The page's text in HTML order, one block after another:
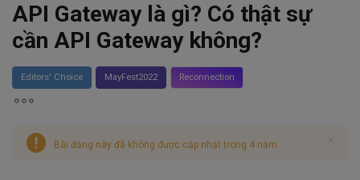
API Gateway là gì? Có thật sự
cần API Gateway không?
Editors' Choice MayFest2022 Reconnection
Bài đăng này đã không được cập nhật trong 4 năm